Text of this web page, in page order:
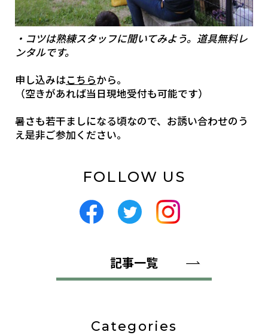
・コツは熟練スタッフに聞いてみよう。道具無料レ
ンタルです。
申し込みはこちらから。
（空きがあれば当日現地受付も可能です）
暑さも若干ましになる頃なので、お誘い合わせのう
え是非ご参加ください。
FOLLOW US
記事一覧
Categories